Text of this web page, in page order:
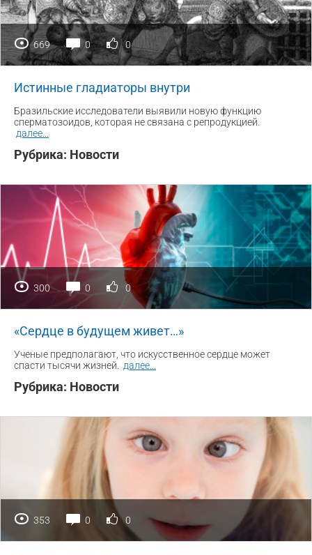
669 0 0
Истинные гладиаторы внутри
Бразильские исследователи выявили новую функцию
сперматозоидов, которая не связана с репродукцией.
далее...
Рубрика: Новости
300 0 0
«Сердце в будущем живет…»
Ученые предполагают, что искусственное сердце может
спасти тысячи жизней. далее...
Рубрика: Новости
353 0 0